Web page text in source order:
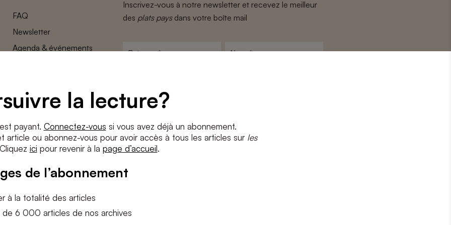
la lecture?
payant. Connectez-vous si vous avez déjà un abonnement.
article ou abonnez-vous pour avoir accès à tous les articles sur les
ici pour revenir à la page d’accueil.
de l’abonnement
à la totalité des articles
6 000 articles de nos archives
FAQ
Newsletter
Agenda & événements
Paramètres des cookies
Inscrivez-vous à notre newsletter et recevez le meilleur
des plats paysdans votre boîte mail
e-
mail
Conditions *
J'accepteles termes et conditionsetla politique de confidentialité